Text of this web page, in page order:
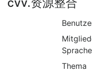
Sprache
Thema